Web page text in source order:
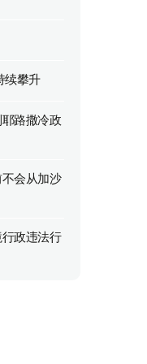
续攀升
路撒冷政
会从加沙
政违法行